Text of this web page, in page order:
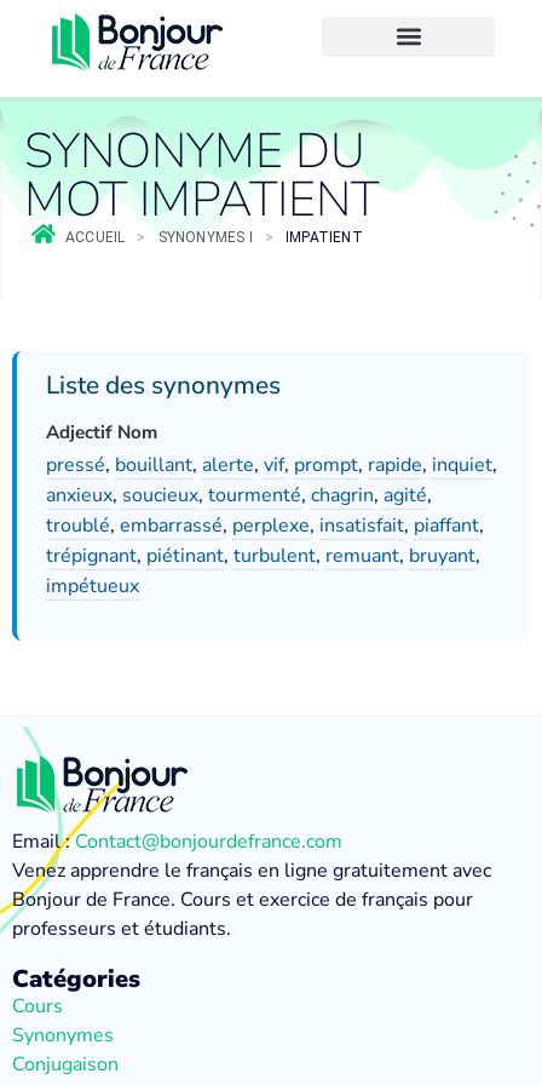
SYNONYME DU
MOT IMPATIENT
ACCUEIL > SYNONYMES I > IMPATIENT
Liste des synonymes
Adjectif Nom
pressé, bouillant, alerte, vif, prompt, rapide, inquiet,
anxieux, soucieux, tourmenté, chagrin, agité,
troublé, embarrassé, perplexe, insatisfait, piaffant,
trépignant, piétinant, turbulent, remuant, bruyant,
impétueux
Email :Contact@bonjourdefrance.com
Venez apprendre le français en ligne gratuitement avec
Bonjour de France. Cours et exercice de français pour
professeurs et étudiants.
Catégories
Cours
Synonymes
Conjugaison